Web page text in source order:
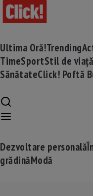
Ultima Oră!Trending
TimeSportStil de viață
SănătateClick! Poftă
Dezvoltare personală
grădinăModă